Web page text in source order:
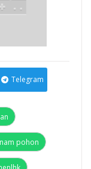
Telegram
pohon